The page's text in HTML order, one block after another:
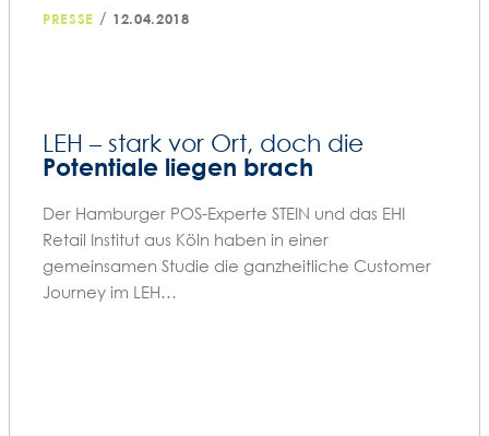
PRESSE / 12.04.2018
LEH – stark vor Ort, doch die
Potentiale liegen brach
Der Hamburger POS-Experte STEIN und das EHI
Retail Institut aus Köln haben in einer
gemeinsamen Studie die ganzheitliche Customer
Journey im LEH…